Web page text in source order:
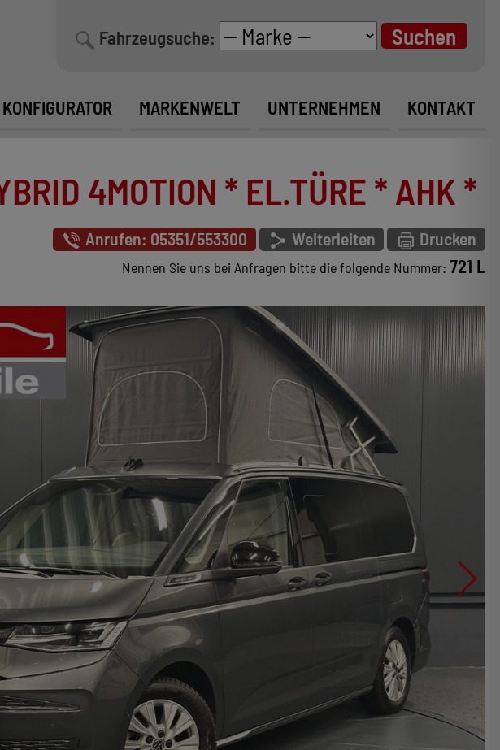
Fahrzeugsuche:
KONFIGURATOR MARKENWELT UNTERNEHMEN KONTAKT
4MOTION * EL.TÜRE * AHK *
Anrufen: 05351/553300 Weiterleiten Drucken
Nennen Sie uns bei Anfragen bitte die folgende Nummer: 721 L